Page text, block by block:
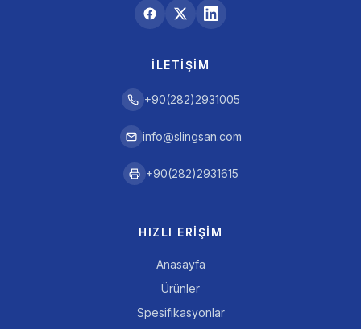
İLETIŞIM
+90(282)2931005
info@slingsan.com
+90(282)2931615
HIZLI ERIŞIM
Anasayfa
Ürünler
Spesifikasyonlar